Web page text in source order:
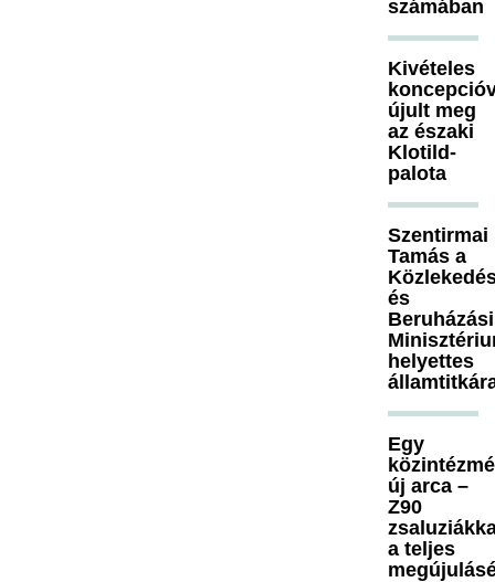
számában
Kivételes
újult meg
az északi
Klotild-
palota
Szentirmai
Tamás a
és
Beruházási
helyettes
Egy
új arca –
Z90
a teljes